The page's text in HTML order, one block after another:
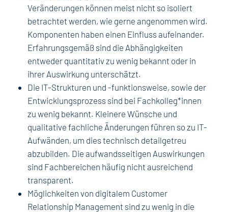
Veränderungen können meist nicht so isoliert
betrachtet werden, wie gerne angenommen wird.
Komponenten haben einen Einfluss aufeinander.
Erfahrungsgemäß sind die Abhängigkeiten
entweder quantitativ zu wenig bekannt oder in
ihrer Auswirkung unterschätzt.
Die IT-Strukturen und -funktionsweise, sowie der
Entwicklungsprozess sind bei Fachkolleg*innen
zu wenig bekannt. Kleinere Wünsche und
qualitative fachliche Änderungen führen so zu IT-
Aufwänden, um dies technisch detailgetreu
abzubilden. Die aufwandsseitigen Auswirkungen
sind Fachbereichen häufig nicht ausreichend
transparent.
Möglichkeiten von digitalem Customer
Relationship Management sind zu wenig in die